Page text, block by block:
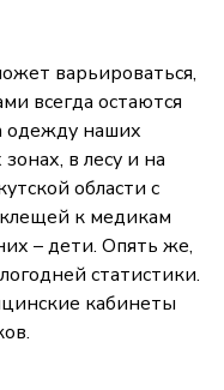
варьироваться,
всегда остаются
одежду наших
в лесу и на
области с
клещей к медикам
– дети. Опять же,
статистики.
кабинеты